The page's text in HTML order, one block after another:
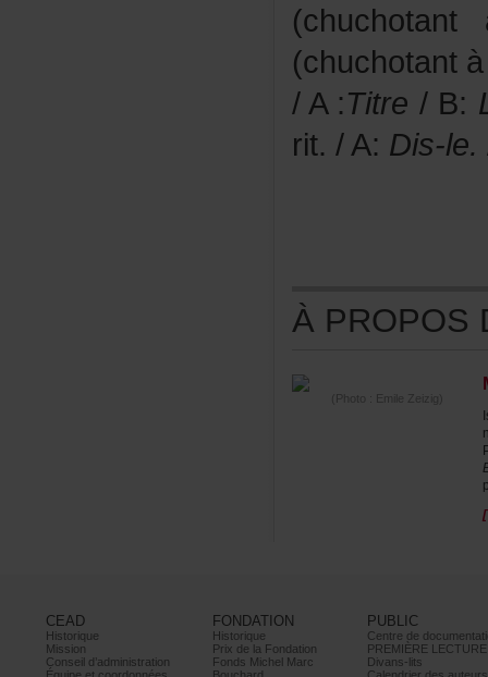
/A:Titre /B:
rit./A: Dis-le.
(Photo:EmileZeizig)
CEAD
Historique
Mission
Conseild’administration
FONDATION
Historique
PrixdelaFondation
FondsMichelMarc
PUBLIC
PREMIÈRELECTURE
Divans-lits